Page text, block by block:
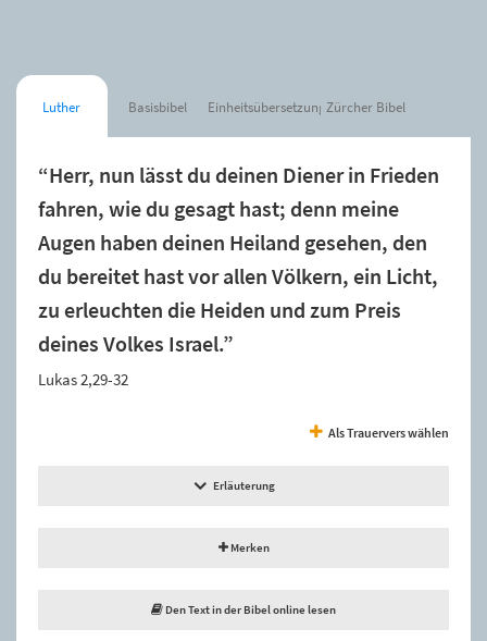
Luther Basisbibel Einheitsübersetzung Zürcher Bibel
“Herr, nun lässt du deinen Diener in Frieden
fahren, wie du gesagt hast; denn meine
Augen haben deinen Heiland gesehen, den
du bereitet hast vor allen Völkern, ein Licht,
zu erleuchten die Heiden und zum Preis
deines Volkes Israel.”
Lukas 2,29-32
Als Trauervers wählen
Erläuterung
Merken
Den Text in der Bibel online lesen